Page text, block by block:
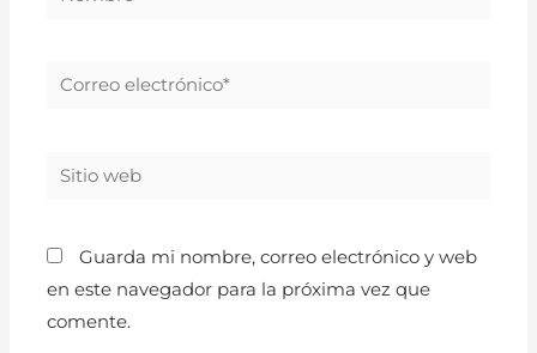
Guarda mi nombre, correo electrónico y web
en este navegador para la próxima vez que
comente.